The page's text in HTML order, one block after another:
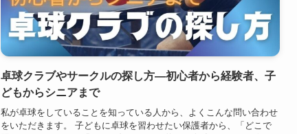
卓球クラブやサークルの探し方―初心者から経験者、子
どもからシニアまで
私が卓球をしていることを知っている人から、よくこんな問い合わせ
をいただきます。 子どもに卓球を習わせたい保護者から、「どこで